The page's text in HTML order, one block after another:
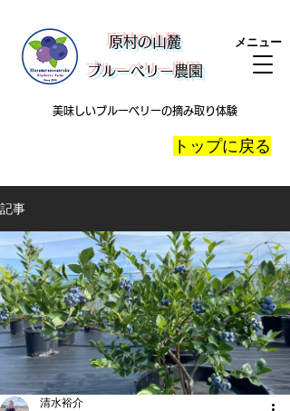
​原村の山麓
ブルーベリー農園
メニュー
美味しいブルーベリーの摘み取り体験
​トップに戻る
記事
清水裕介